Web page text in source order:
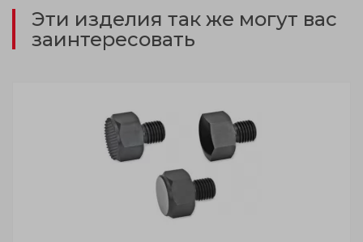
Эти изделия так же могут вас
заинтересовать